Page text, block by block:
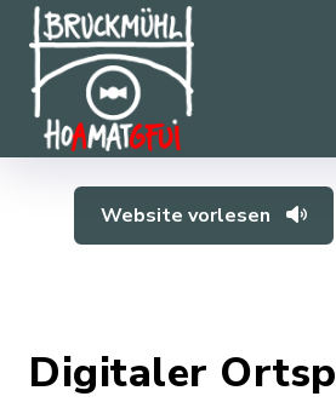
Website vorlesen
Digitaler